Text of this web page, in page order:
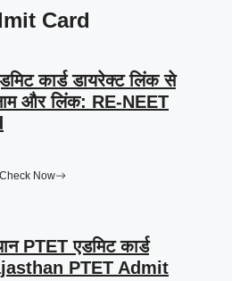
Card
कार्ड डायरेक्ट लिंक से
और लिंक: RE-NEET
Check Now
PTET एडमिट कार्ड
PTET Admit